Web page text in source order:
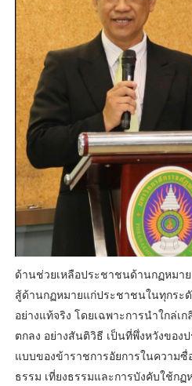
ด้านช่วยเหลือประชาชนด้านกฏหมา
สู้ด้านกฏหมายแก่ประชาชนในทุกระ
อย่างแท้จริง โดยเฉพาะการนำใกล่เ
ตกลง อย่างสันติวิธี เป็นที่พึ่งหวังขอ
แบบของข้าราชการอัยการในความ
ธรรม เที่ยงธรรมและการบังคับใช้กฏ